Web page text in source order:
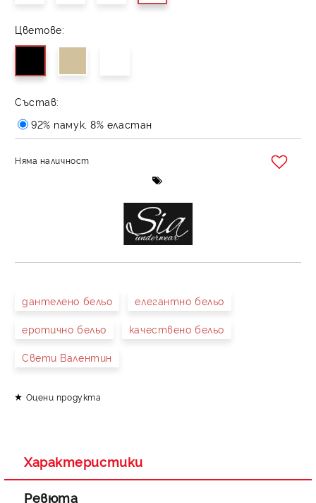
Цветове:
Състав:
92% памук, 8% еластан
Няма наличност
дантелено бельо елегантно бельо
еротично бельо качествено бельо
Свети Валентин
Оцени продукта
Характеристики
Ревюта